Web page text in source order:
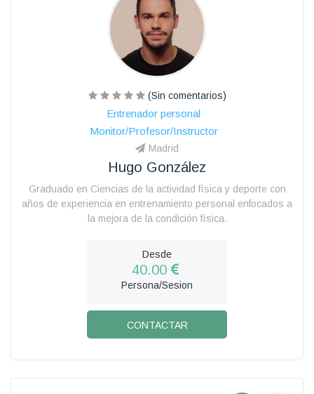
(Sin comentarios)
Entrenador personal
Monitor/Profesor/Instructor
Madrid
Hugo González
Graduado en Ciencias de la actividad física y deporte con
años de experiencia en entrenamiento personal enfocados a
la mejora de la condición física.
Desde
40.00
Persona/Sesion
CONTACTAR